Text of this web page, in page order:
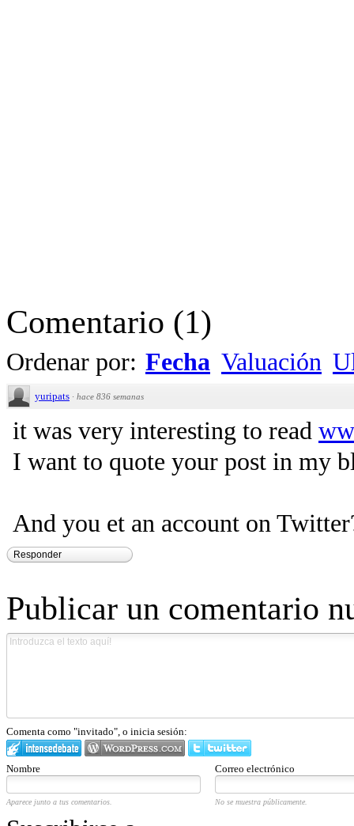
Comentario (1)
Ordenar por: Fecha Valuación
yuripats · hace 836 semanas
it was very interesting to read
I want to quote your post in my
And you et an account on
Responder
Publicar un comentario
Comenta como "invitado", o inicia sesión:
Nombre Correo electrónico
Aparece junto a tus comentarios. No se muestra públicamente.